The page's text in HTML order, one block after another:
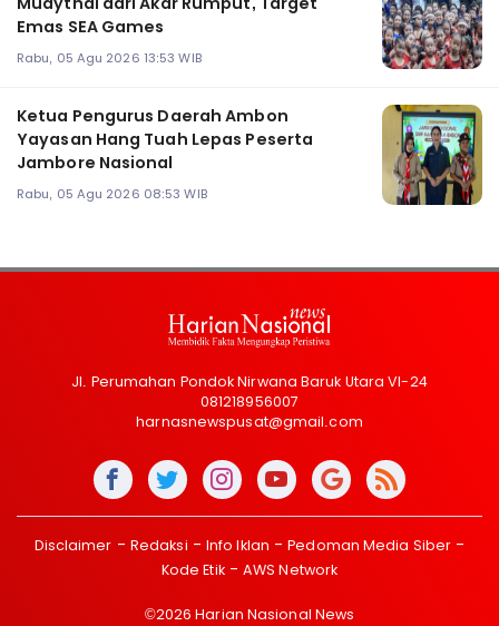
Emas SEA Games
Rabu, 05 Agu 2026 13:53 WIB
Ketua Pengurus Daerah Ambon
Yayasan Hang Tuah Lepas Peserta
Jambore Nasional
Rabu, 05 Agu 2026 08:53 WIB
Jl. Perumahan Pondok Nirwana Baruk Utara VI-24
081218956007
harnasnewspusat@gmail.com
Disclaimer Redaksi Info Iklan
Pedoman Media Siber
Kode Etik
AWS Network
©2026 Harian Nasional News